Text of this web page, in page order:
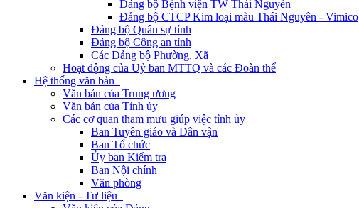
Đảng bộ Bệnh viện TW Thái Nguyên
Đảng bộ CTCP Kim loại màu Thái Nguyên - Vimico
Đảng bộ Quân sự tỉnh
Đảng bộ Công an tỉnh
Các Đảng bộ Phường, Xã
Hoạt động của Uỷ ban MTTQ và các Đoàn thể
Hệ thống văn bản
Văn bản của Trung ương
Văn bản của Tỉnh ủy
Các cơ quan tham mưu giúp việc tỉnh ủy
Ban Tuyên giáo và Dân vận
Ban Tổ chức
Ủy ban Kiểm tra
Ban Nội chính
Văn phòng
Văn kiện - Tư liệu